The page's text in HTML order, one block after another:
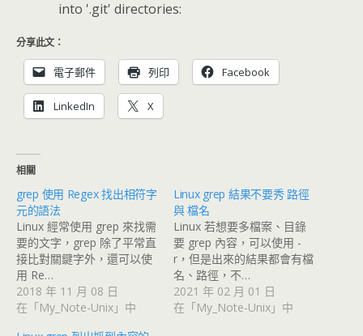
into '.git' directories:
分享此文：
電子郵件 列印 Facebook
LinkedIn X
相關
grep 使用 Regex 找出相符字
元的語法
Linux 經常使用 grep 來找需
要的文字，grep 除了平常直
接比對關鍵字外，還可以使
用 Re…
2018 年 11 月 08 日
在「My_Note-Unix」中
Linux grep 結果不要秀 路徑
與 檔名
Linux 若想要多檔案、目錄
要 grep 內容，可以使用 -
r，但是出來的結果都會有檔
名、路徑，不…
2021 年 02 月 01 日
在「My_Note-Unix」中